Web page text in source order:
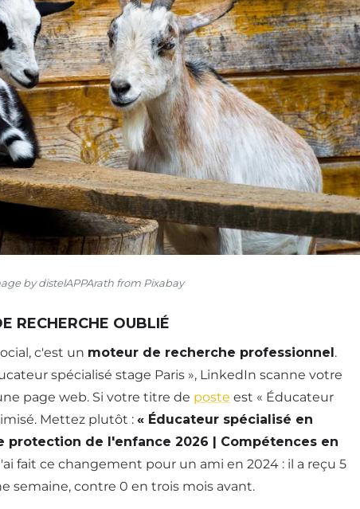
by distelAPPArath from Pixabay
RECHERCHE OUBLIÉ
c'est un moteur de recherche professionnel.
spécialisé stage Paris », LinkedIn scanne votre
page web. Si votre titre de poste est « Éducateur
Mettez plutôt : « Éducateur spécialisé en
protection de l'enfance 2026 | Compétences en
fait ce changement pour un ami en 2024 : il a reçu 5
semaine, contre 0 en trois mois avant.